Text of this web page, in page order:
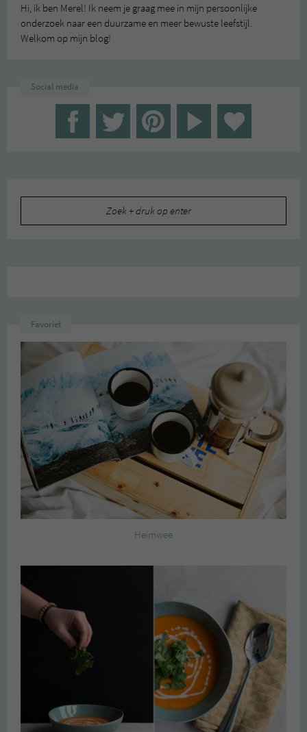
Hi, ik ben Merel! Ik neem je graag mee in mijn persoonlijke
onderzoek naar een duurzame en meer bewuste leefstijl.
Welkom op mijn blog!
Social media
Favoriet
Heimwee